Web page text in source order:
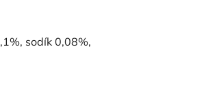
sodík 0,08%,